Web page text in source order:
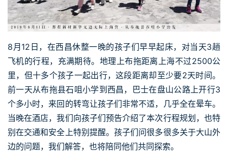
8月12日，在西昌休整一晚的孩子们早早起床，对当天3趟
飞机的行程，充满期待。地理上布拖距离上海不过2500公
里，但十多个孩子一起出行，这段距离却至少要2天时间。
前一天从布拖县石咀小学到西昌，巴士在盘山公路上开行3
个多小时，来回的转弯让孩子们非常不适，几乎全在晕车。
当晚在酒店，我们向孩子们预告介绍了本次行程规划，也特
别在交通和安全上特别提醒。孩子们问很多很多关于大山外
边的问题，我们解答，也将陪同他们共同探索。